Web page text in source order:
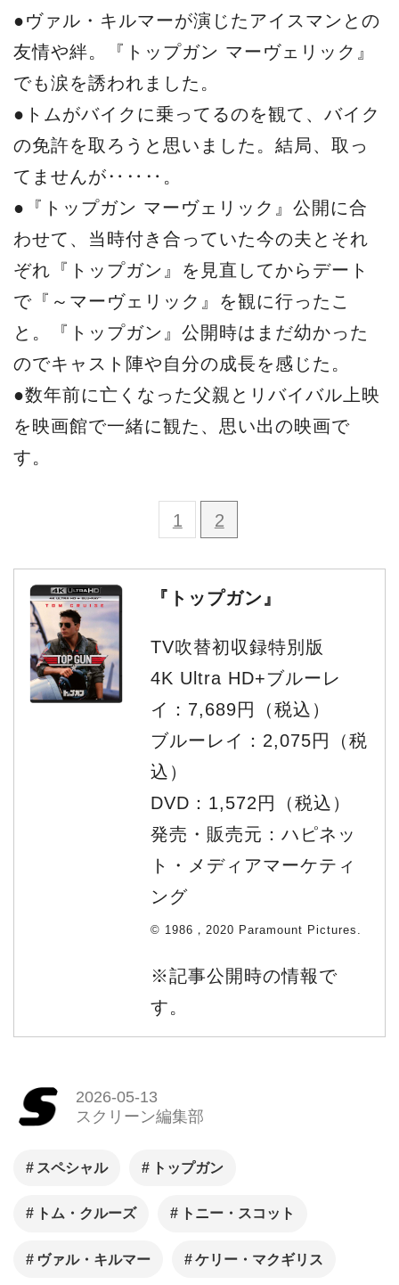
●ヴァル・キルマーが演じたアイスマンとの
友情や絆。『トップガン マーヴェリック』
でも涙を誘われました。
●トムがバイクに乗ってるのを観て、バイク
の免許を取ろうと思いました。結局、取っ
てませんが‥‥‥。
●『トップガン マーヴェリック』公開に合
わせて、当時付き合っていた今の夫とそれ
ぞれ『トップガン』を見直してからデート
で『～マーヴェリック』を観に行ったこ
と。『トップガン』公開時はまだ幼かった
のでキャスト陣や自分の成長を感じた。
●数年前に亡くなった父親とリバイバル上映
を映画館で一緒に観た、思い出の映画で
す。
1 2
『トップガン』
TV吹替初収録特別版
4K Ultra HD+ブルーレ
イ：7,689円（税込）
ブルーレイ：2,075円（税
込）
DVD：1,572円（税込）
発売・販売元：ハピネッ
ト・メディアマーケティ
ング
© 1986，2020 Paramount Pictures.
※記事公開時の情報で
す。
2026-05-13
スクリーン編集部
スペシャル トップガン
トム・クルーズ トニー・スコット
ヴァル・キルマー ケリー・マクギリス